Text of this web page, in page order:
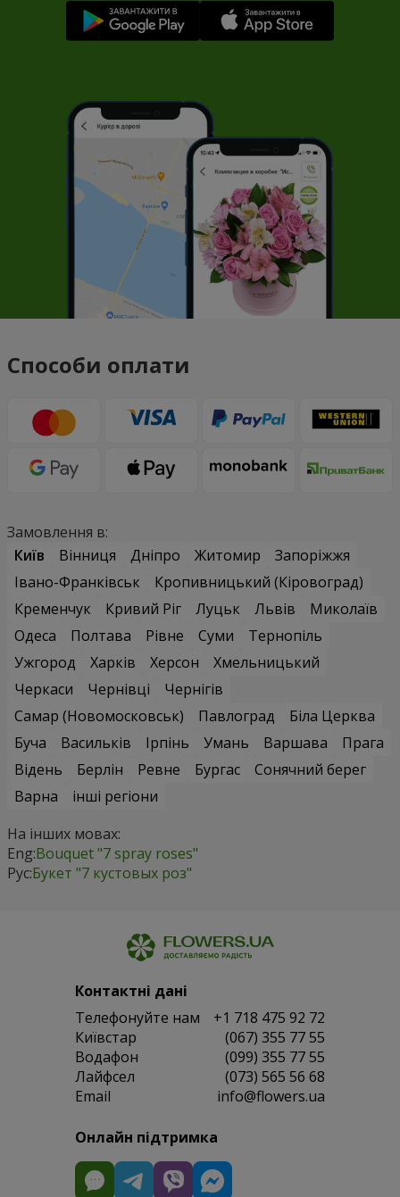
Способи оплати
Замовлення в:
Київ
Вінниця Дніпро Житомир
Запоріжжя
Івано-Франківськ
Кропивницький (Кіровоград)
Кременчук
Кривий Ріг Луцьк Львів
Миколаїв
Одеса
Полтава Рівне Суми
Тернопіль
Ужгород
Харків Херсон
Хмельницький
Черкаси
Чернівці
Чернігів
Самар (Новомосковськ)
Павлоград
Біла Церква
Буча
Васильків Ірпінь Умань Варшава
Прага
Відень
Берлін Ревне Бургас
Сонячний берег
Варна
інші регіони
На інших мовах:
Eng:Bouquet "7 spray roses"
Рус:Букет "7 кустовых роз"
Контактні дані
Телефонуйте нам
+1 718 475 92 72
Київстар
(067) 355 77 55
Водафон
(099) 355 77 55
Лайфсел
(073) 565 56 68
Email
info@flowers.ua
Онлайн підтримка